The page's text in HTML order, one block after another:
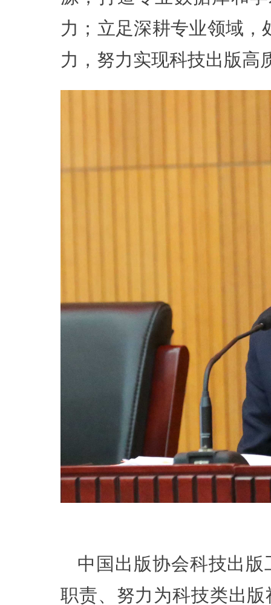
力；立足深耕专业领域
力，努力实现科技出版高
中国出版协会科技出
职责、努力为科技类出